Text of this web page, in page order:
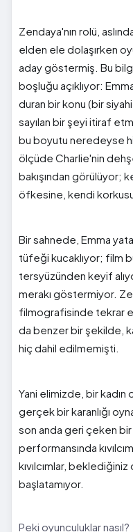
Zendaya'nın rolü,
elden ele dolaşırken
aday göstermiş. Bu
boşluğu açıklıyor:
duran bir konu (bir siyahi
sayılan bir şeyi itiraf
bu boyutu neredeyse
ölçüde Charlie'nin
bakışından görülüyor;
öfkesine, kendi
Bir sahnede, Emma
tüfeği kucaklıyor; film
tersyüzünden keyif
merakı göstermiyor.
filmografisinde tekrar
da benzer bir şekilde,
hiç dahil edilmemişti.
Yani elimizde, bir
gerçek bir karanlığı
son anda geri çeken bir
performansında
kıvılcımlar, beklediğiniz
başlatamıyor.
Peki oyunculuklar nasıl?